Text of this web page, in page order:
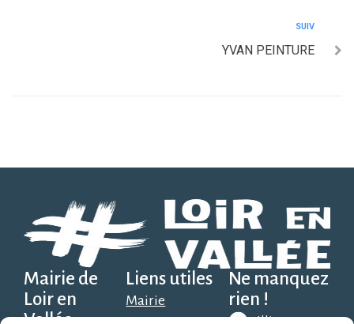
SUIV
YVAN PEINTURE
Mairie de
Loir en
Vallée
Liens utiles
Mairie
Ne manquez
rien !
Illiwap